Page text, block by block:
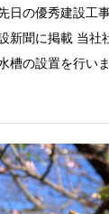
日の優秀建設工
新聞に掲載 当社
槽の設置を行い